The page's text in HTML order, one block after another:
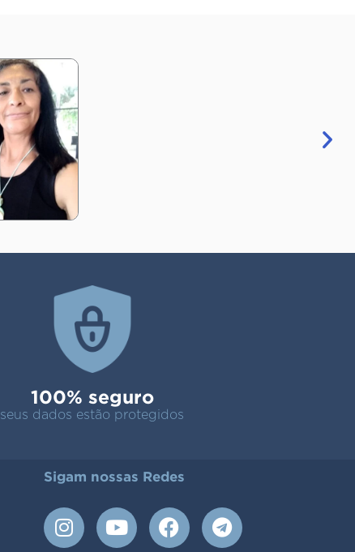
100% seguro
seus dados estão protegidos
Sigam nossas Redes
I
n
Y
o
F
a
T
e